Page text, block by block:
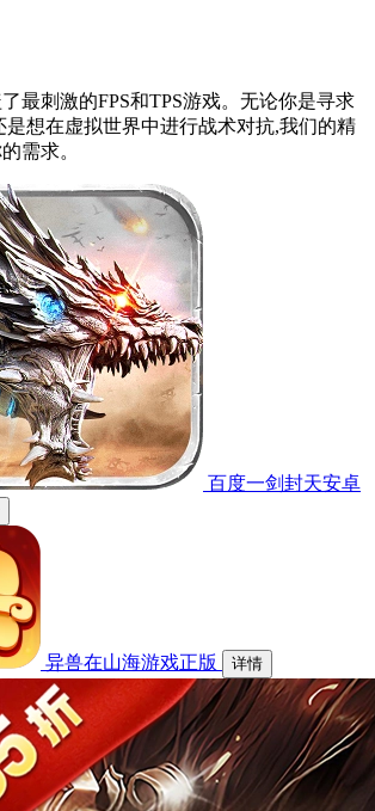
最刺激的FPS和TPS游戏。无论你是寻求
是想在虚拟世界中进行战术对抗,我们的精
需求。
百度一剑封天安卓
异兽在山海游戏正版 详情